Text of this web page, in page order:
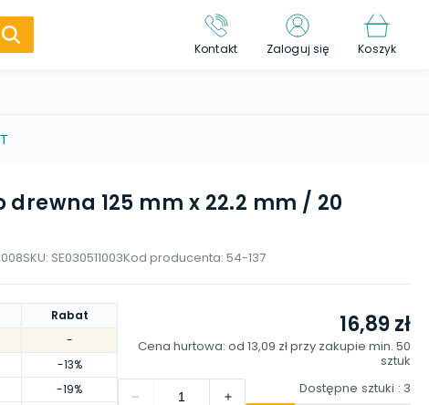
Kontakt Zaloguj się Koszyk
drewna 125 mm x 22.2 mm / 20
SKU: SE030511003Kod producenta: 54-137
Rabat
-
-13%
-19%
16,89 zł
Cena hurtowa: od 13,09 złprzy zakupie min. 50
sztuk
Dostępne sztuki : 3